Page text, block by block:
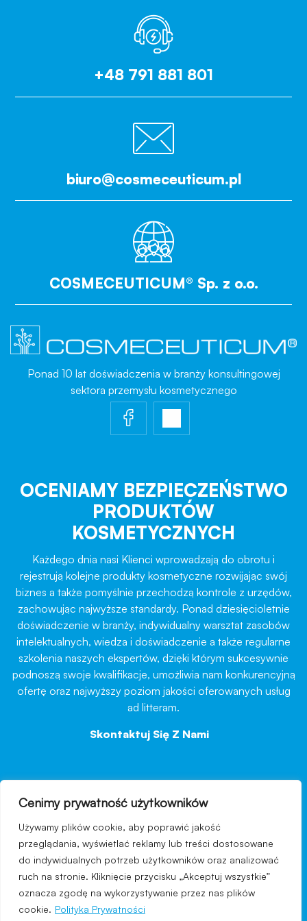
Cenimy prywatność użytkowników
Używamy plików cookie, aby poprawić jakość
przeglądania, wyświetlać reklamy lub treści dostosowane
do indywidualnych potrzeb użytkowników oraz analizować
ruch na stronie. Kliknięcie przycisku „Akceptuj wszystkie”
oznacza zgodę na wykorzystywanie przez nas plików
cookie. Polityka Prywatności
+48 791 881 801
biuro@cosmeceuticum.pl
COSMECEUTICUM® Sp. z o.o.
Ponad 10 lat doświadczenia w branży konsultingowej
sektora przemysłu kosmetycznego
OCENIAMY BEZPIECZEŃSTWO
PRODUKTÓW
KOSMETYCZNYCH
Każdego dnia nasi Klienci wprowadzają do obrotu i
rejestrują kolejne produkty kosmetyczne rozwijając swój
biznes a także pomyślnie przechodzą kontrole z urzędów,
zachowując najwyższe standardy. Ponad dziesięcioletnie
doświadczenie w branży, indywidualny warsztat zasobów
intelektualnych, wiedza i doświadczenie a także regularne
szkolenia naszych ekspertów, dzięki którym sukcesywnie
podnoszą swoje kwalifikacje, umożliwia nam konkurencyjną
ofertę oraz najwyższy poziom jakości oferowanych usług
ad litteram.
Skontaktuj Się Z Nami
nawigacja
Regulamin strony
Polityka prywatności
Kontakt